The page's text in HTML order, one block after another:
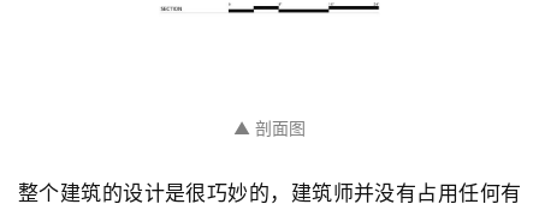
▲ 剖面图
整个建筑的设计是很巧妙的，建筑师并没有占用任何有